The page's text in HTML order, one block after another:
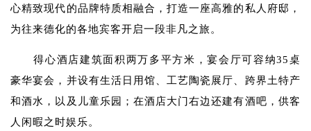
心精致现代的品牌特质相融合，打造一座高雅的私人府邸，
为往来德化的各地宾客开启一段非凡之旅。
得心酒店建筑面积两万多平方米，宴会厅可容纳35桌
豪华宴会，并设有生活日用馆、工艺陶瓷展厅、跨界土特产
和酒水，以及儿童乐园；在酒店大门右边还建有酒吧，供客
人闲暇之时娱乐。